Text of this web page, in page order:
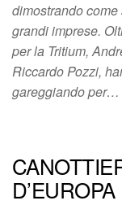
dimostrando
grandi imprese.
per la Tritium,
Riccardo Pozzi,
gareggiando per…
D’EUROPA